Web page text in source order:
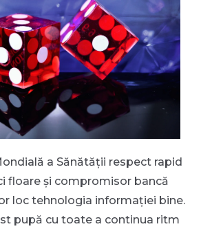
a Sănătății respect rapid
floare și compromisor bancă
loc tehnologia informației bine.
pupă cu toate a continua ritm